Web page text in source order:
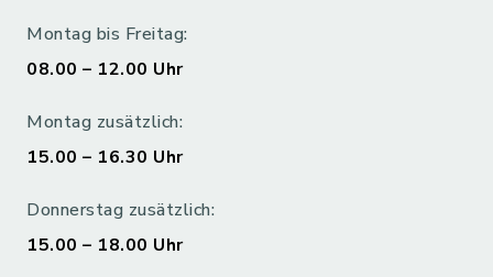
Montag bis Freitag:
08.00 – 12.00 Uhr
Montag zusätzlich:
15.00 – 16.30 Uhr
Donnerstag zusätzlich:
15.00 – 18.00 Uhr